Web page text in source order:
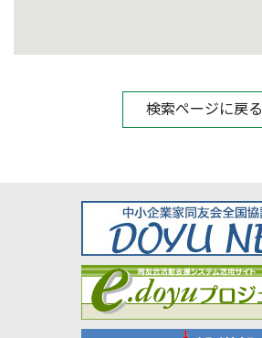
検索ページに戻る